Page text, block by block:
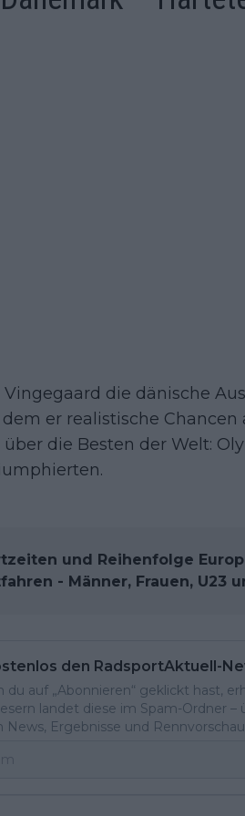
die dänische
er realistische
die Besten der Welt:
und Reihenfolge
- Männer, Frauen, U23
den RadsportAktuell-
du auf „Abonnieren“ geklickt hast,
landet diese im Spam-Ordner
News, Ergebnisse und